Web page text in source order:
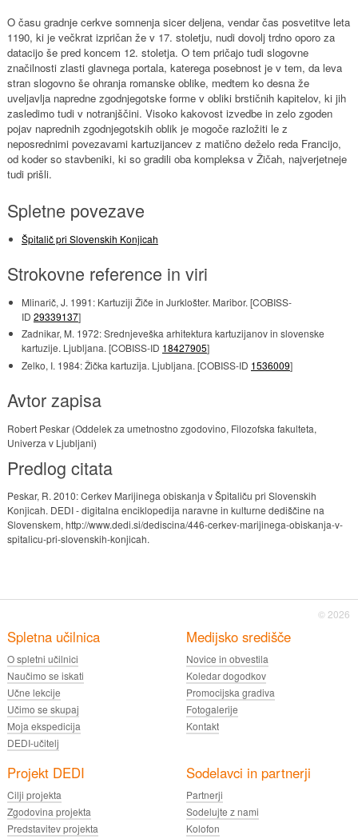
O času gradnje cerkve somnenja sicer deljena, vendar čas posvetitve leta
1190, ki je večkrat izpričan že v 17. stoletju, nudi dovolj trdno oporo za
datacijo še pred koncem 12. stoletja. O tem pričajo tudi slogovne
značilnosti zlasti glavnega portala, katerega posebnost je v tem, da leva
stran slogovno še ohranja romanske oblike, medtem ko desna že
uveljavlja napredne zgodnjegotske forme v obliki brstičnih kapitelov, ki jih
zasledimo tudi v notranjščini. Visoko kakovost izvedbe in zelo zgoden
pojav naprednih zgodnjegotskih oblik je mogoče razložiti le z
neposrednimi povezavami kartuzijancev z matično deželo reda Francijo,
od koder so stavbeniki, ki so gradili oba kompleksa v Žičah, najverjetneje
tudi prišli.
Spletne povezave
Špitalič pri Slovenskih Konjicah
Strokovne reference in viri
Mlinarič, J. 1991: Kartuziji Žiče in Jurklošter. Maribor. [COBISS-
ID 29339137]
Zadnikar, M. 1972: Srednjeveška arhitektura kartuzijanov in slovenske
kartuzije. Ljubljana. [COBISS-ID 18427905]
Zelko, I. 1984: Žička kartuzija. Ljubljana. [COBISS-ID 1536009]
Avtor zapisa
Robert Peskar (Oddelek za umetnostno zgodovino, Filozofska fakulteta,
Univerza v Ljubljani)
Predlog citata
Peskar, R. 2010: Cerkev Marijinega obiskanja v Špitaliču pri Slovenskih
Konjicah. DEDI - digitalna enciklopedija naravne in kulturne dediščine na
Slovenskem, http://www.dedi.si/dediscina/446-cerkev-marijinega-obiskanja-v-
spitalicu-pri-slovenskih-konjicah.
© 2026
Spletna učilnica
O spletni učilnici
Naučimo se iskati
Učne lekcije
Učimo se skupaj
Moja ekspedicija
DEDI-učitelj
Medijsko središče
Novice in obvestila
Koledar dogodkov
Promocijska gradiva
Fotogalerije
Kontakt
Projekt DEDI
Cilji projekta
Zgodovina projekta
Predstavitev projekta
Sodelavci in partnerji
Partnerji
Sodelujte z nami
Kolofon